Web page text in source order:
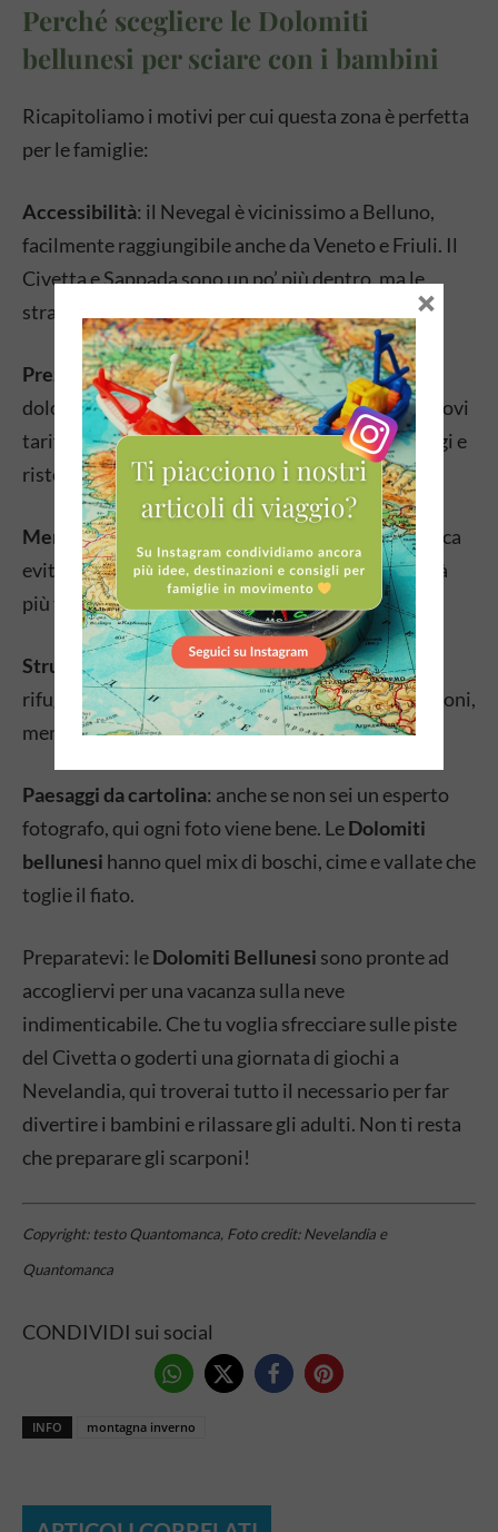
Perché scegliere le Dolomiti
bellunesi per sciare con i bambini
Ricapitoliamo i motivi per cui questa zona è perfetta
per le famiglie:
Accessibilità: il Nevegal è vicinissimo a Belluno,
facilmente raggiungibile anche da Veneto e Friuli. Il
Civetta e Sappada sono un po’ più dentro, ma le
strade sono ben tenute.
Prezzi più umani: rispetto ad altre località
dolomitiche super blasonate (tipo Cortina), qui trovi
tariffe più accessibili sia per skipass che per alloggi e
ristoranti.
Meno caos : sciare sulle Dolomiti bellunesi significa
evitare le code infinite degli impianti delle località
più turistiche. Weekend compresi.
Strutture family-friendly: hotel, appartamenti e
rifugi qui sono abituati alle famiglie. Trovi seggioloni,
menu bambini, possibilità di scaldare pappe.
Paesaggi da cartolina: anche se non sei un esperto
fotografo, qui ogni foto viene bene. LeDolomiti
bellunesi hanno quel mix di boschi, cime e vallate che
toglie il fiato.
Preparatevi: leDolomiti Bellunesi sono pronte ad
accogliervi per una vacanza sulla neve
indimenticabile. Che tu voglia sfrecciare sulle piste
del Civetta o goderti una giornata di giochi a
Nevelandia, qui troverai tutto il necessario per far
divertire i bambini e rilassare gli adulti. Non ti resta
che preparare gli scarponi!
Copyright: testo Quantomanca, Foto credit: Nevelandia e
Quantomanca
CONDIVIDI sui social
INFO montagna inverno
×